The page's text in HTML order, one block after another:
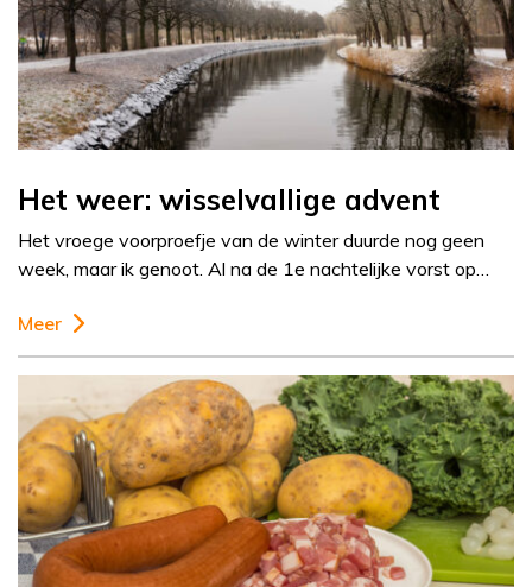
Het weer: wisselvallige advent
Het vroege voorproefje van de winter duurde nog geen
week, maar ik genoot. Al na de 1e nachtelijke vorst op…
Meer